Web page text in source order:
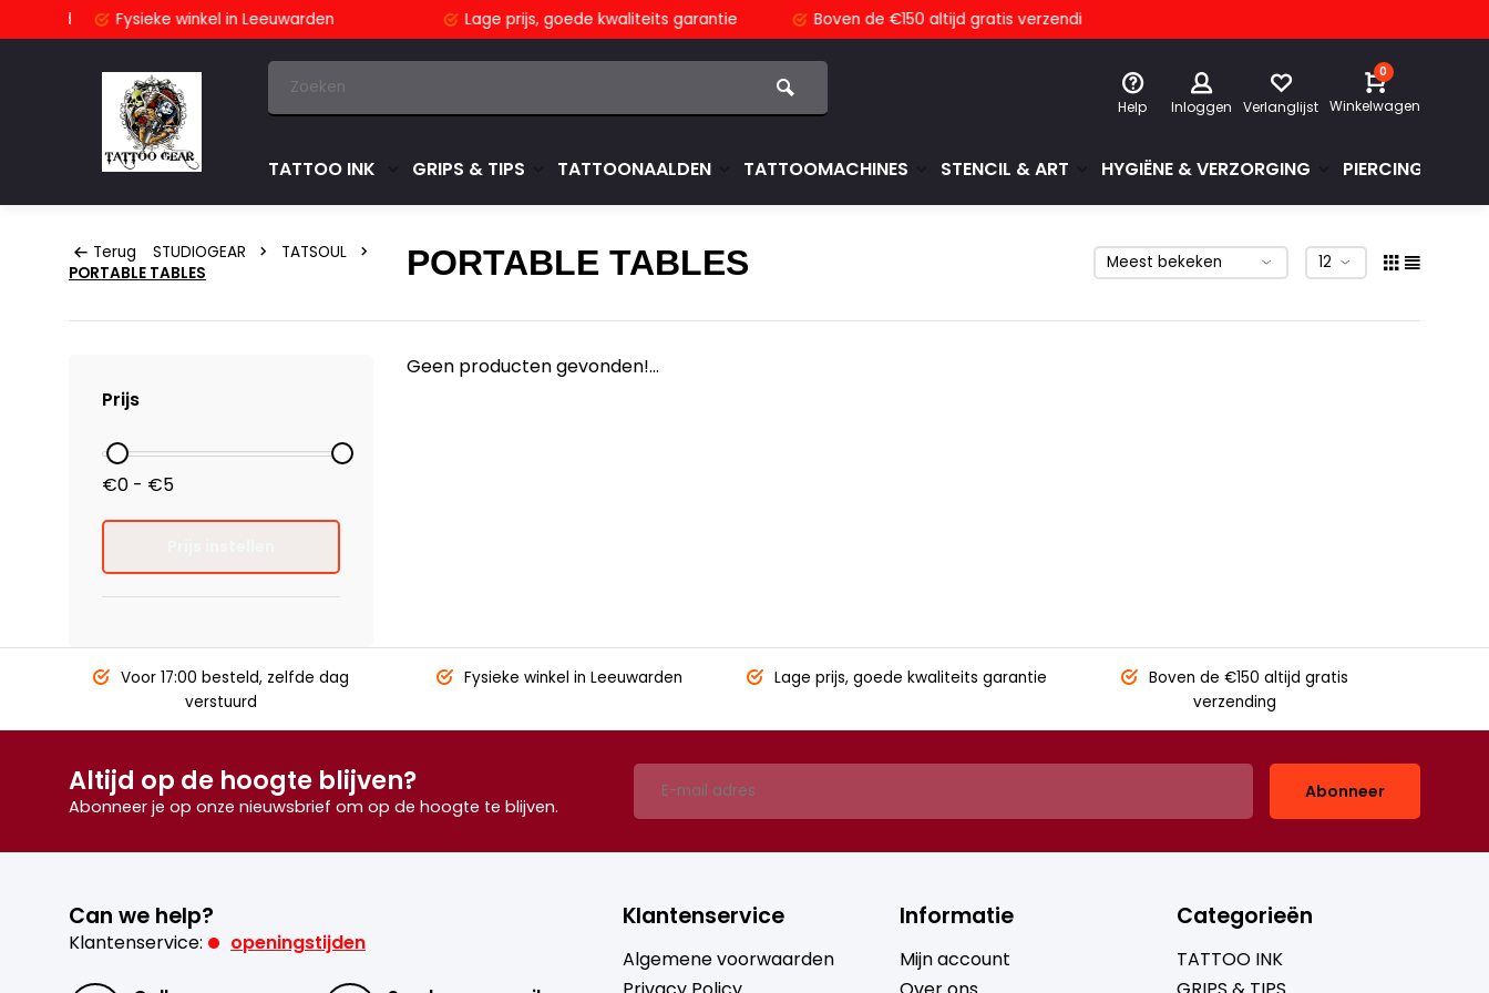
Fysieke winkelin Leeuwarden Lage prijs,goede kwaliteits garantie Boven de €150altijd gratis verzending
Help Inloggen Verlanglijst
0
Winkelwagen
TATTOO INK GRIPS & TIPS TATTOONAALDEN TATTOOMACHINES STENCIL & ART HYGIËNE & VERZORGING PIERCINGS &
Terug STUDIOGEAR
TATSOUL
PORTABLE TABLES
PORTABLE TABLES
Prijs
€0 - €5
Geen producten gevonden!...
Voor 17:00 besteld, zelfde dag
verstuurd
Fysieke winkel in Leeuwarden Lage prijs, goede kwaliteits garantie Boven de €150 altijd gratis
verzending
Altijd op de hoogte blijven?
Abonneer je op onze nieuwsbrief om op de hoogte te blijven.
Abonneer
Can we help?
Klantenservice: openingstijden
Klantenservice
Algemene voorwaarden
Informatie
Mijn account
Categorieën
TATTOO INK